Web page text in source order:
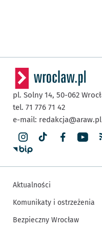
pl. Solny 14, 50-062
tel. 71 776 71 42
e-mail: redakcja@araw.pl
Aktualności
Komunikaty i ostrzeżenia
Bezpieczny Wrocław